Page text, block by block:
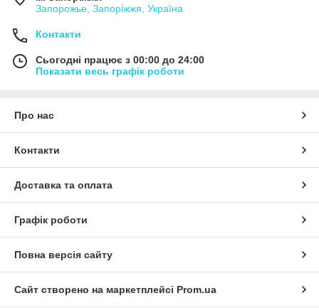
Запорожье, Запоріжжя, Україна
Контакти
Сьогодні працює з 00:00 до 24:00
Показати весь графік роботи
Про нас
Контакти
Доставка та оплата
Графік роботи
Повна версія сайту
Сайт створено на маркетплейсі Prom.ua